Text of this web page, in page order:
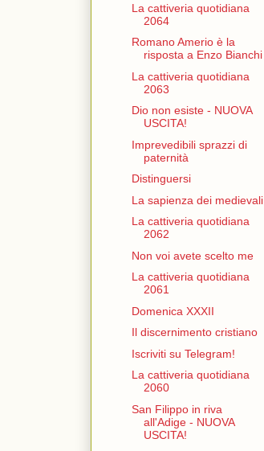
La cattiveria quotidiana
2064
Romano Amerio è la
risposta a Enzo Bianchi
La cattiveria quotidiana
2063
Dio non esiste - NUOVA
USCITA!
Imprevedibili sprazzi di
paternità
Distinguersi
La sapienza dei medievali
La cattiveria quotidiana
2062
Non voi avete scelto me
La cattiveria quotidiana
2061
Domenica XXXII
Il discernimento cristiano
Iscriviti su Telegram!
La cattiveria quotidiana
2060
San Filippo in riva
all'Adige - NUOVA
USCITA!